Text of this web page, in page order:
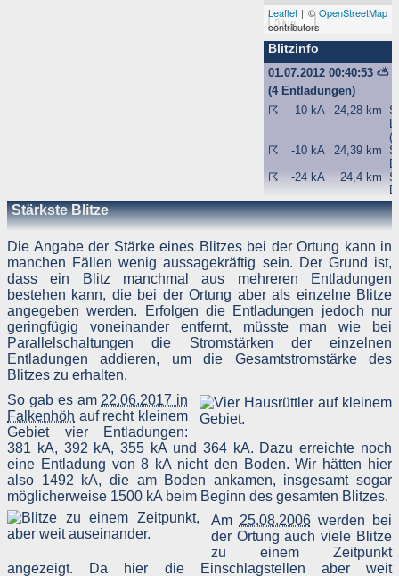
5 km
Leaflet | ©OpenStreetMap
contributors
Blitzinfo
01.07.2012 00:40:53⛅
(4 Entladungen)
☈
-10 kA 24,28 km
☈
-10 kA 24,39 km
☈
-24 kA 24,4 km
☈
-54 kA 24,65 km
Stärkste Blitze
Die Angabe der Stärke eines Blitzes bei der Ortung kann in
manchen Fällen wenig aussagekräftig sein. Der Grund ist,
dass ein Blitz manchmal aus mehreren Entladungen
bestehen kann, die bei der Ortung aber als einzelne Blitze
angegeben werden. Erfolgen die Entladungen jedoch nur
geringfügig voneinander entfernt, müsste man wie bei
Parallelschaltungen die Stromstärken der einzelnen
Entladungen addieren, um die Gesamtstromstärke des
Blitzes zu erhalten.
So gab es am 22.06.2017 in
Falkenhöh auf recht kleinem
Gebiet vier Entladungen:
381 kA, 392 kA, 355 kA und 364 kA. Dazu erreichte noch
eine Entladung von 8 kA nicht den Boden. Wir hätten hier
also 1492 kA, die am Boden ankamen, insgesamt sogar
möglicherweise 1500 kA beim Beginn des gesamten Blitzes.
Am 25.08.2006werden bei
der Ortung auch viele Blitze
zu einem Zeitpunkt
angezeigt. Da hier die Einschlagstellen aber weit